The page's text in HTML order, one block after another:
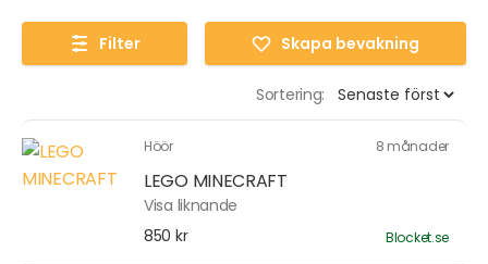
Filter Skapa bevakning
Sortering:
Höör 8 månader
LEGO MINECRAFT
Visa liknande
850 kr
Blocket.se